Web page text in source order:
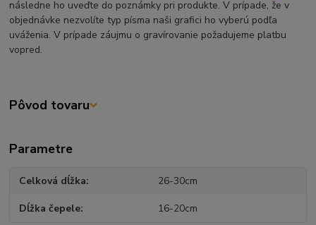
následne ho uveďte do poznámky pri produkte. V prípade, že v
objednávke nezvolíte typ písma naši grafici ho vyberú podľa
uváženia. V prípade záujmu o gravírovanie požadujeme platbu
vopred.
Pôvod tovaru
Parametre
Celková dĺžka 26-30cm
Dĺžka čepele 16-20cm